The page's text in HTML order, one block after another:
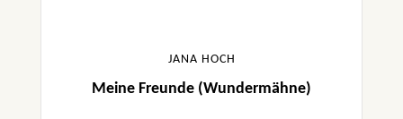
JANA HOCH
Meine Freunde (Wundermähne)